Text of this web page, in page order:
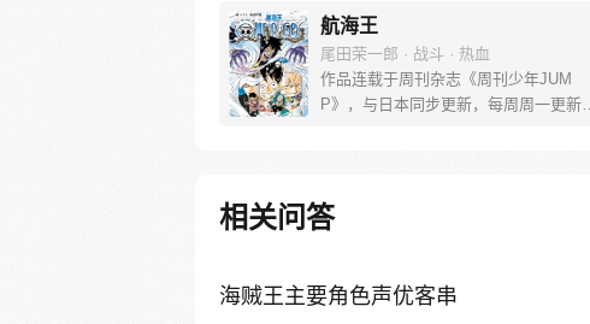
航海王
尾田荣一郎 · 战斗 · 热血
作品连载于周刊杂志《周刊少年JUM
P》，与日本同步更新，每周周一更新。
子无法游泳的代价。十年后，路飞为实
现与因救他而断臂的杰克斯的约定而出
的冒险旅程！
相关问答
海贼王主要角色声优客串